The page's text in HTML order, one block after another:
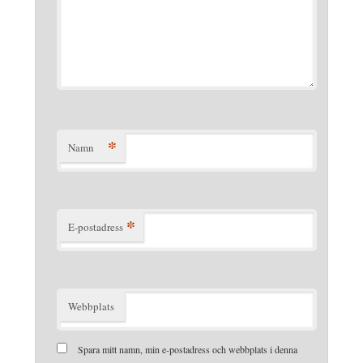
Namn *
E-postadress *
Webbplats
Spara mitt namn, min e-postadress och webbplats i denna